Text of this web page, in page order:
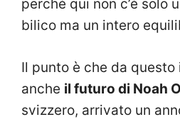
perché qui non c’è solo
bilico ma un intero
Il punto è che da
anche il futuro di Noah
svizzero, arrivato un